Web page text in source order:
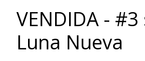
VENDIDA - #3
Luna Nueva